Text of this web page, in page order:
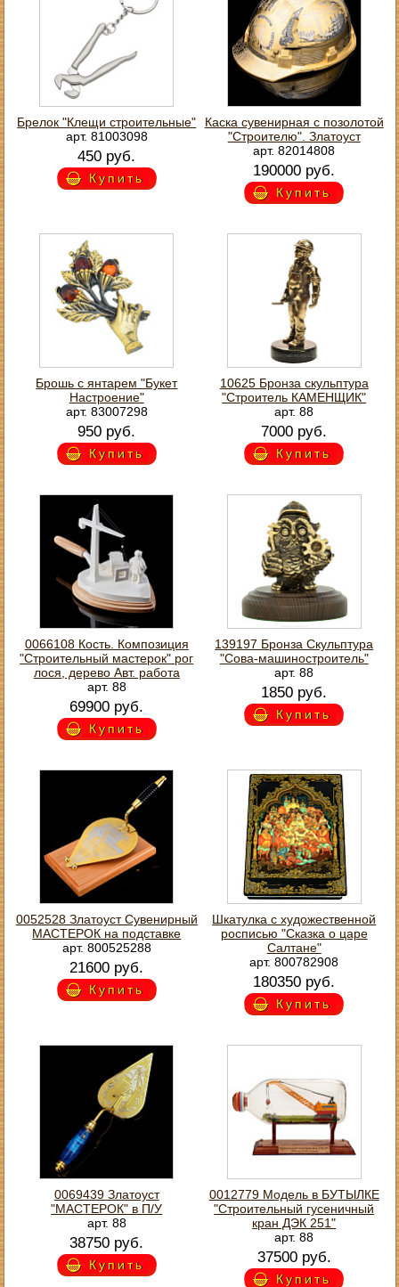
Брелок "Клещи строительные"
арт. 81003098
450 руб.
Купить
Каска сувенирная с позолотой
"Строителю". Златоуст
арт. 82014808
190000 руб.
Купить
Брошь с янтарем "Букет
Настроение"
арт. 83007298
950 руб.
Купить
10625 Бронза скульптура
"Строитель КАМЕНЩИК"
арт. 88
7000 руб.
Купить
0066108 Кость. Композиция
"Строительный мастерок" рог
лося, дерево Авт. работа
арт. 88
69900 руб.
Купить
139197 Бронза Скульптура
"Сова-машиностроитель"
арт. 88
1850 руб.
Купить
0052528 Златоуст Сувенирный
МАСТЕРОК на подставке
арт. 800525288
21600 руб.
Купить
Шкатулка с художественной
росписью "Сказка о царе
Салтане"
арт. 800782908
180350 руб.
Купить
0069439 Златоуст
"МАСТЕРОК" в П/У
арт. 88
38750 руб.
Купить
0012779 Модель в БУТЫЛКЕ
"Строительный гусеничный
кран ДЭК 251"
арт. 88
37500 руб.
Купить